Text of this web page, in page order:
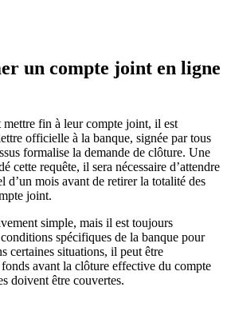
un compte joint en ligne
fin à leur compte joint, il est
officielle à la banque, signée par tous
formalise la demande de clôture. Une
cette requête, il sera nécessaire d’attendre
d’un mois avant de retirer la totalité des
joint.
simple, mais il est toujours
spécifiques de la banque pour
certaines situations, il peut être
avant la clôture effective du compte
doivent être couvertes.